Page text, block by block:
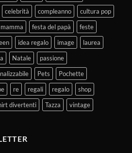
celebrità compleanno
cultura pop
festa del papà
feste
idea regalo image
laurea
Natale
passione
Pets
Pochette
re regali regalo
shop
divertenti Tazza vintage